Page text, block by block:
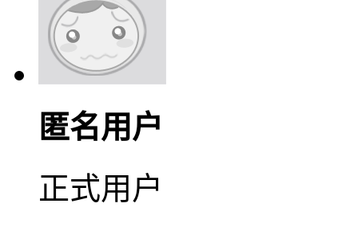
匿名用户
正式用户